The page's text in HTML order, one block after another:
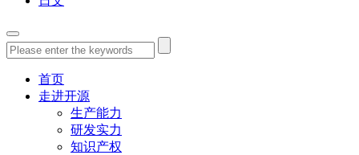
首页
走进开源
生产能力
研发实力
知识产权